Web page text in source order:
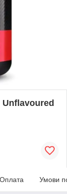
Unflavoured
Оплата Умови